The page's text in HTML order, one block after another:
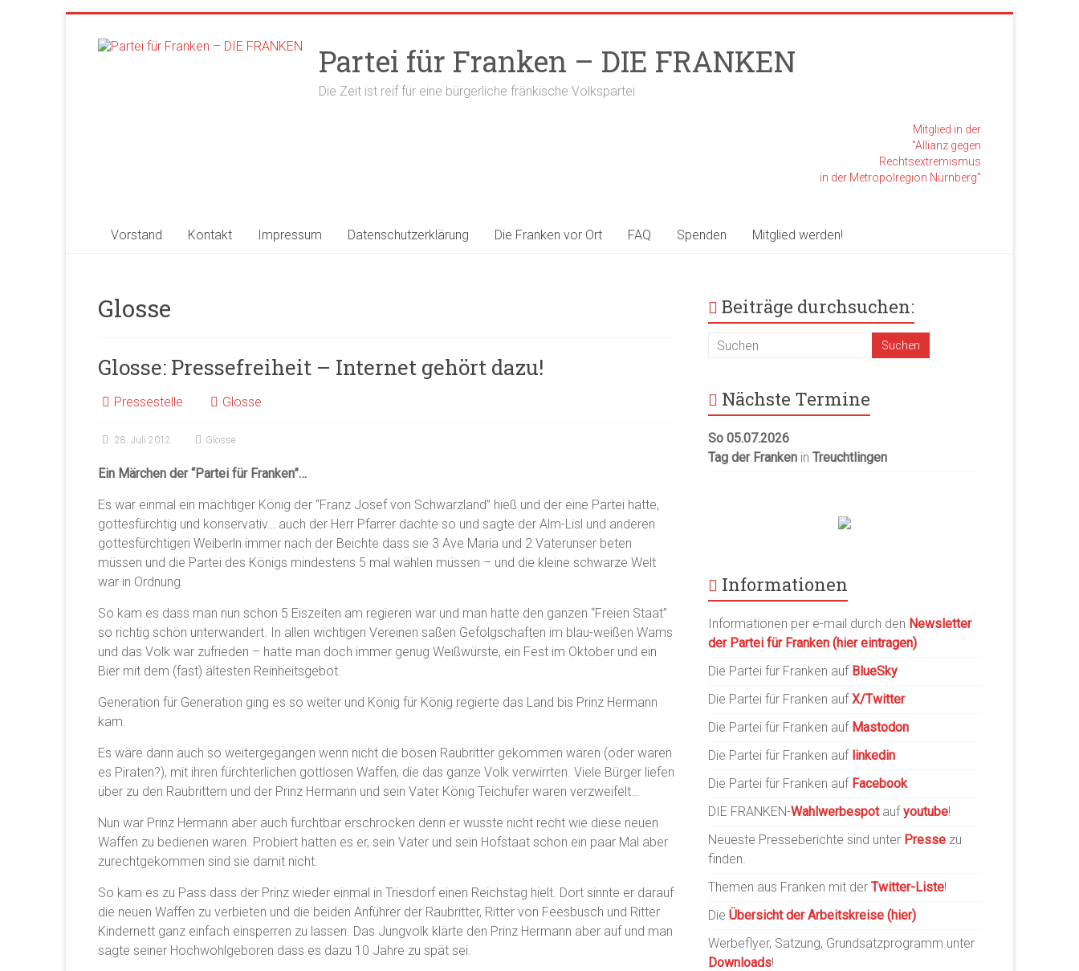
springen
Partei für Franken – DIE FRANKEN
Die Zeit ist reif für eine bürgerliche fränkische Volkspartei
Mitglied in der
"Allianz gegen
Rechtsextremismus
in der Metropolregion Nürnberg"
Vorstand Kontakt Impressum Datenschutzerklärung Die Franken vor Ort FAQ Spenden Mitglied werden!
Glosse
Glosse: Pressefreiheit – Internet gehört dazu!
Pressestelle Glosse
28. Juli 2012 Glosse
Ein Märchen der “Partei für Franken”…
Es war einmal ein mächtiger König der “Franz Josef von Schwarzland” hieß und der eine Partei hatte,
gottesfürchtig und konservativ… auch der Herr Pfarrer dachte so und sagte der Alm-Lisl und anderen
gottesfürchtigen Weiberln immer nach der Beichte dass sie 3 Ave Maria und 2 Vaterunser beten
müssen und die Partei des Königs mindestens 5 mal wählen müssen – und die kleine schwarze Welt
war in Ordnung.
So kam es dass man nun schon 5 Eiszeiten am regieren war und man hatte den ganzen “Freien Staat”
so richtig schön unterwandert. In allen wichtigen Vereinen saßen Gefolgschaften im blau-weißen Wams
und das Volk war zufrieden – hatte man doch immer genug Weißwürste, ein Fest im Oktober und ein
Bier mit dem (fast) ältesten Reinheitsgebot.
Generation für Generation ging es so weiter und König für König regierte das Land bis Prinz Hermann
kam.
Es wäre dann auch so weitergegangen wenn nicht die bösen Raubritter gekommen wären (oder waren
es Piraten?), mit ihren fürchterlichen gottlosen Waffen, die das ganze Volk verwirrten. Viele Bürger liefen
über zu den Raubrittern und der Prinz Hermann und sein Vater König Teichufer waren verzweifelt…
Nun war Prinz Hermann aber auch furchtbar erschrocken denn er wusste nicht recht wie diese neuen
Waffen zu bedienen waren. Probiert hatten es er, sein Vater und sein Hofstaat schon ein paar Mal aber
zurechtgekommen sind sie damit nicht.
So kam es zu Pass dass der Prinz wieder einmal in Triesdorf einen Reichstag hielt. Dort sinnte er darauf
die neuen Waffen zu verbieten und die beiden Anführer der Raubritter, Ritter von Feesbusch und Ritter
Kindernett ganz einfach einsperren zu lassen. Das Jungvolk klärte den Prinz Hermann aber auf und man
sagte seiner Hochwohlgeboren dass es dazu 10 Jahre zu spät sei.
Beiträge durchsuchen:
Nächste Termine
So 05.07.2026
Tag der Franken inTreuchtlingen
Informationen
Informationen per e-mail durch den Newsletter
der Partei für Franken (hier eintragen)
Die Partei für Franken auf BlueSky
Die Partei für Franken aufX/Twitter
Die Partei für Franken auf Mastodon
Die Partei für Franken auf linkedin
Die Partei für Franken auf Facebook
DIE FRANKEN-Wahlwerbespotaufyoutube!
Neueste Presseberichte sind unter Presse zu
finden.
Themen aus Franken mit derTwitter-Liste!
DieÜbersicht der Arbeitskreise (hier)
Werbeflyer, Satzung, Grundsatzprogramm unter
Downloads!